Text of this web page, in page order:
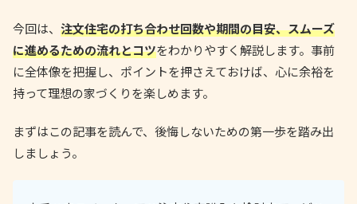
今回は、 注文住宅の打ち合わせ回数や期間の目安、スムーズ
に進めるための流れとコツをわかりやすく解説します。事前
に全体像を把握し、ポイントを押さえておけば、心に余裕を
持って理想の家づくりを楽しめます。
まずはこの記事を読んで、後悔しないための第一歩を踏み出
しましょう。